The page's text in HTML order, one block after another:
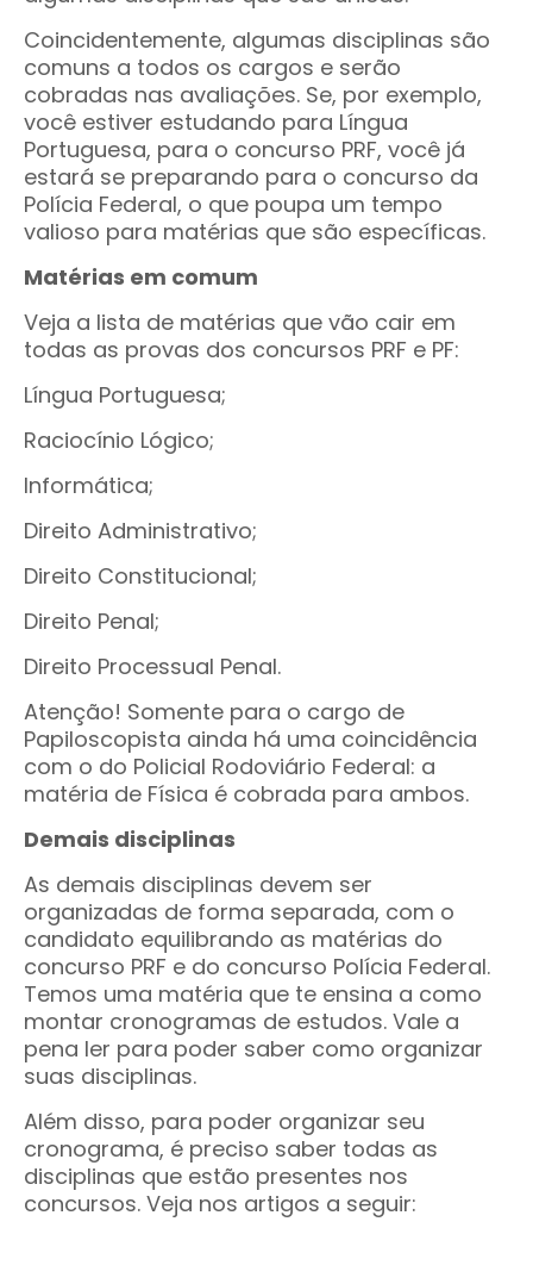
Coincidentemente, algumas disciplinas são
comuns a todos os cargos e serão
cobradas nas avaliações. Se, por exemplo,
você estiver estudando para Língua
Portuguesa, para o concurso PRF, você já
estará se preparando para o concurso da
Polícia Federal, o que poupa um tempo
valioso para matérias que são específicas.
Matérias em comum
Veja a lista de matérias que vão cair em
todas as provas dos concursos PRF e PF:
Língua Portuguesa;
Raciocínio Lógico;
Informática;
Direito Administrativo;
Direito Constitucional;
Direito Penal;
Direito Processual Penal.
Atenção! Somente para o cargo de
Papiloscopista ainda há uma coincidência
com o do Policial Rodoviário Federal: a
matéria de Física é cobrada para ambos.
Demais disciplinas
As demais disciplinas devem ser
organizadas de forma separada, com o
candidato equilibrando as matérias do
concurso PRF e do concurso Polícia Federal.
Temos uma matéria que te ensina a como
montar cronogramas de estudos. Vale a
pena ler para poder saber como organizar
suas disciplinas.
Além disso, para poder organizar seu
cronograma, é preciso saber todas as
disciplinas que estão presentes nos
concursos. Veja nos artigos a seguir: